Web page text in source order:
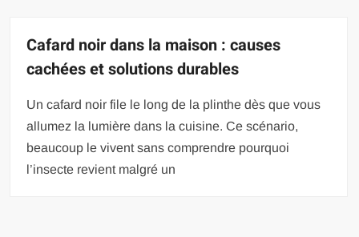
Cafard noir dans la maison : causes
cachées et solutions durables
Un cafard noir file le long de la plinthe dès que vous
allumez la lumière dans la cuisine. Ce scénario,
beaucoup le vivent sans comprendre pourquoi
l’insecte revient malgré un